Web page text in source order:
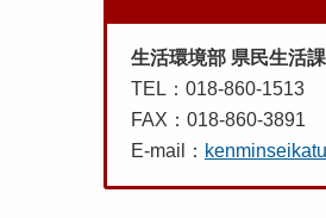
生活環境部 県民生活課
TEL：018-860-1513
FAX：018-860-3891
E-mail：